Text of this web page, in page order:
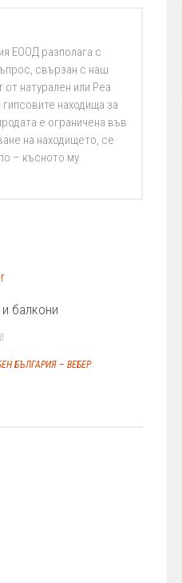
ЕООД разполага с
свързан с наш
натурален или Реа
находища за
е ограничена във
на находището, се
– късното му
балкони
БЪЛГАРИЯ – ВЕБЕР